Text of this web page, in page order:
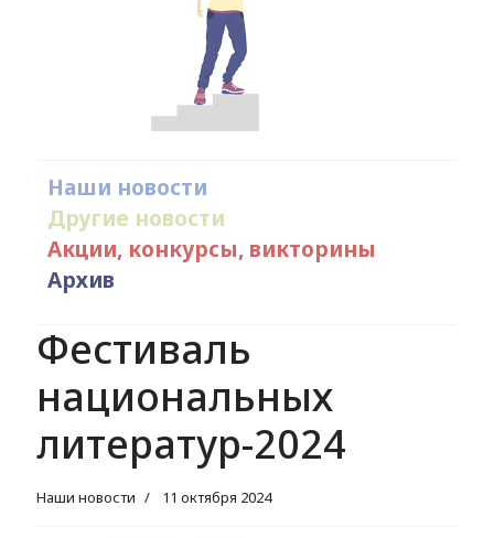
Наши новости
Другие новости
Акции, конкурсы, викторины
Архив
Фестиваль
национальных
литератур-2024
Наши новости 11 октября 2024